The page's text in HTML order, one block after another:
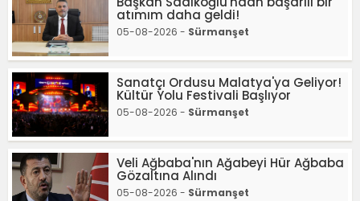
atımım daha geldi!
05-08-2026 - Sürmanşet
Sanatçı Ordusu Malatya'ya Geliyor!
Kültür Yolu Festivali Başlıyor
05-08-2026 - Sürmanşet
Veli Ağbaba'nın Ağabeyi Hür Ağbaba
Gözaltına Alındı
05-08-2026 - Sürmanşet